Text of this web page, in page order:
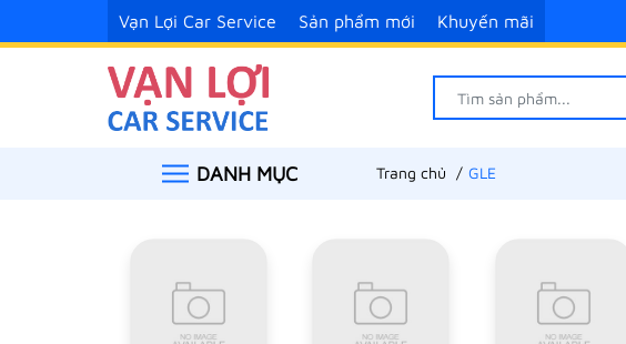
Vạn Lợi Car Service Sản phẩm mới Khuyến mãi
DANH MỤC Trang chủ GLE